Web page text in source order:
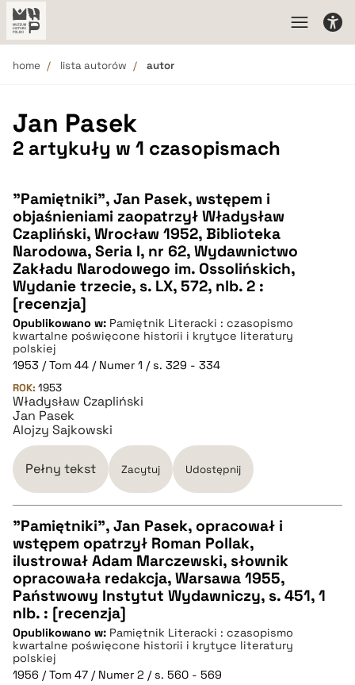
home lista autorów autor
Jan Pasek
2 artykuły w 1 czasopismach
"Pamiętniki", Jan Pasek, wstępem i
objaśnieniami zaopatrzył Władysław
Czapliński, Wrocław 1952, Biblioteka
Narodowa, Seria I, nr 62, Wydawnictwo
Zakładu Narodowego im. Ossolińskich,
Wydanie trzecie, s. LX, 572, nlb. 2 :
[recenzja]
Opublikowano w: Pamiętnik Literacki : czasopismo
kwartalne poświęcone historii i krytyce literatury
polskiej
1953 / Tom 44 / Numer 1 / s. 329 - 334
ROK: 1953
Władysław Czapliński
Jan Pasek
Alojzy Sajkowski
Pełny tekst Zacytuj Udostępnij
CZYSTY TEKST
pobierz cytat
BIBTEX
"Pamiętniki", Jan Pasek, opracował i
wstępem opatrzył Roman Pollak,
ilustrował Adam Marczewski, słownik
opracowała redakcja, Warsawa 1955,
Państwowy Instytut Wydawniczy, s. 451, 1
nlb. : [recenzja]
Opublikowano w: Pamiętnik Literacki : czasopismo
kwartalne poświęcone historii i krytyce literatury
polskiej
1956 / Tom 47 / Numer 2 / s. 560 - 569